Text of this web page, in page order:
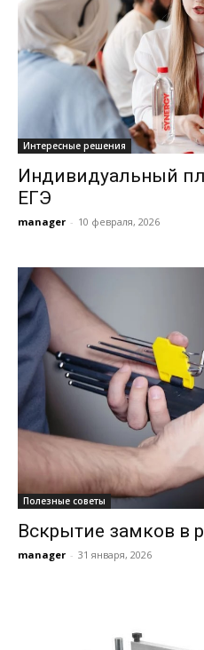
Интересные решения
Индивидуальный
ЕГЭ
manager - 10 февраля, 2026
Полезные советы
Вскрытие замков в
manager - 31 января, 2026